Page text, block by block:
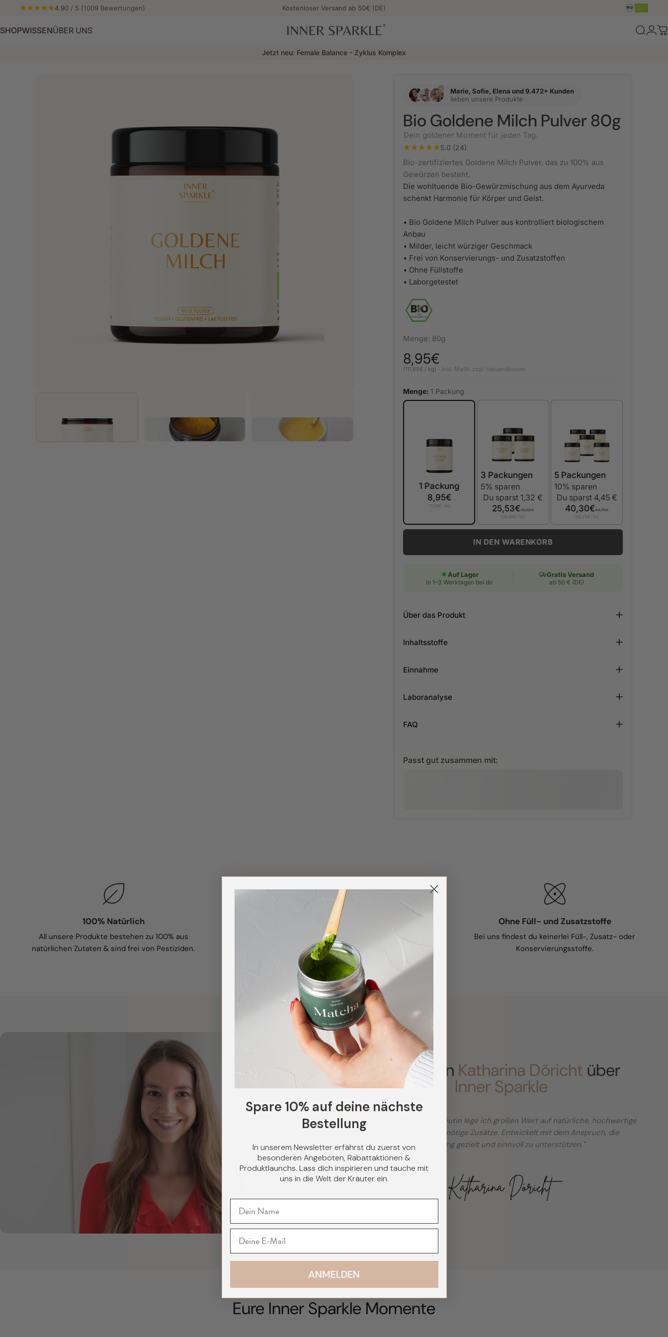
Direkt zum Inhalt4.90 / 5 (1009 Bewertungen) Kostenloser Versand ab 50€ (DE)
SHOPWISSENÜBER UNS Inner Sparkle Suche
Login
Unser neuer Shop ist live 💛 🎉
Marie, Sofie, Elena und 9.472+ Kunden
lieben unsere Produkte
Bio Goldene Milch Pulver 80g
Dein goldener Moment für jeden Tag.
5.0 (24)
Bio-zertifiziertes Goldene Milch Pulver, das zu 100% aus
Gewürzen besteht.
Die wohltuende Bio-Gewürzmischung aus dem Ayurveda
schenkt Harmonie für Körper und Geist.
• Bio Goldene Milch Pulver aus kontrolliert biologischem
Anbau
• Milder, leicht würziger Geschmack
• Frei von Konservierungs- und Zusatzstoffen
• Ohne Füllstoffe
• Laborgetestet
Menge: 80g
8,95€
Normaler PreisGrundpreis
(111,88€ / kg) inkl. MwSt. zzgl. Versandkosten
Menge: 1 Packung
1 Packung
8,95€
111,88€ / KG
3 Packungen
5% sparen
Du sparst 1,32 €
25,53€26,85€
106,38€ / KG
5 Packungen
10% sparen
Du sparst 4,45 €
40,30€44,75€
100,75€ / KG
Anzahl
IN DEN WARENKORB
Auf Lager
in 1–3 Werktagen bei dir
Gratis Versand
ab 50 € (DE)
Über das Produkt
Inhaltsstoffe
Einnahme
Laboranalyse
FAQ
Passt gut zusammen mit:
100% Natürlich
All unsere Produkte bestehen zu 100% aus
natürlichen Zutaten & sind frei von Pestiziden.
Gluten- & Zuckerfrei
Wir legen Wert darauf, dass all unsere Produkte
ohne industriellen Zucker und glutenfrei sind.
Ohne Füll- und Zusatzstoffe
Bei uns findest du keinerlei Füll-, Zusatz- oder
Konservierungsstoffe.
Gründerin Katharina Döricht über
Inner Sparkle
"Als Ernährungstherapeutin lege ich großen Wert auf natürliche, hochwertige
Produkte ohne unnötige Zusätze. Entwickelt mit dem Anspruch, die
Ernährung gezielt und sinnvoll zu unterstützen."
Eure Inner Sparkle Momente
Spare 10% auf deine nächste
Bestellung
In unserem Newsletter erfährst du zuerst von
besonderen Angeboten, Rabattaktionen &
Produktlaunchs. Lass dich inspirieren und tauche mit
uns in die Welt der Kräuter ein.
ANMELDEN